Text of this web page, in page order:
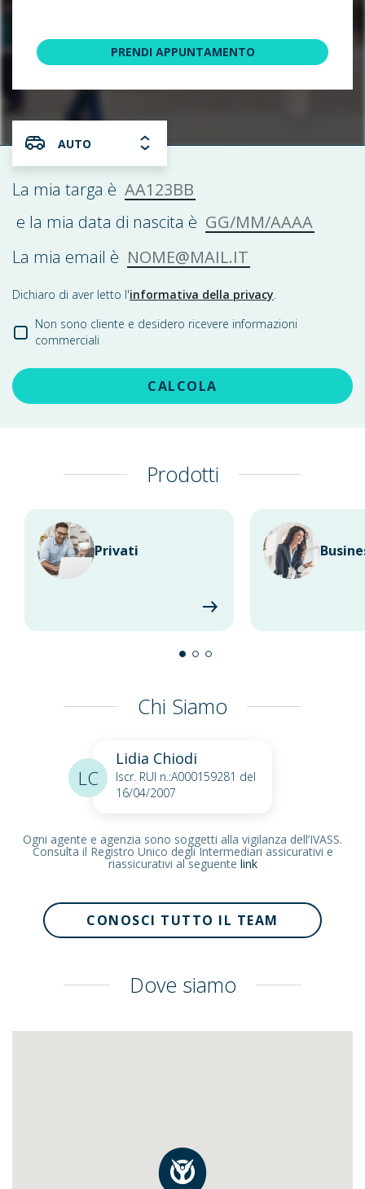
PRENDI APPUNTAMENTO
AUTO
La mia targa è AA123BB
e la mia data di nascita è GG/MM/AAAA
La mia email è NOME@MAIL.IT
Dichiaro di aver letto l'informativa della privacy.
Non sono cliente e desidero ricevere informazioni
commerciali
CALCOLA
Prodotti
Privati
Chi Siamo
Lidia Chiodi
Iscr. RUI n.:A000159281 del
16/04/2007
LC
Ogni agente e agenzia sono soggetti alla vigilanza dell’IVASS.
Consulta il Registro Unico degli Intermediari assicurativi e
riassicurativi al seguente link
CONOSCI TUTTO IL TEAM
Dove siamo